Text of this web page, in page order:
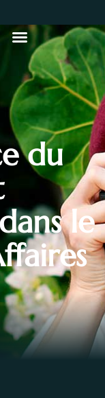
du
le